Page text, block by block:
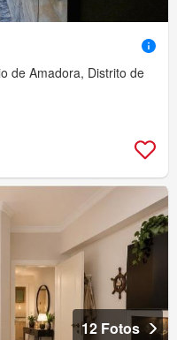
de Amadora, Distrito de
12 Fotos